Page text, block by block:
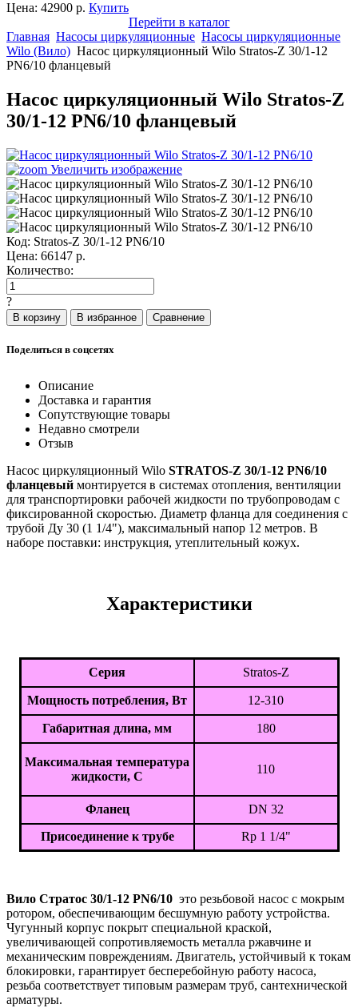
Цена: 42900 р. Купить
Перейти в каталог
Главная Насосы циркуляционные Насосы циркуляционные
Wilo (Вило) Насос циркуляционный Wilo Stratos-Z 30/1-12
PN6/10 фланцевый
Насос циркуляционный Wilo Stratos-Z
30/1-12 PN6/10 фланцевый
Увеличить изображение
Код: Stratos-Z 30/1-12 PN6/10
Цена: 66147 р.
Количество:
?
Поделиться в соцсетях
Описание
Доставка и гарантия
Сопутствующие товары
Недавно смотрели
Отзыв
Насос циркуляционный Wilo STRATOS-Z 30/1-12 PN6/10
фланцевый монтируется в системах отопления, вентиляции
для транспортировки рабочей жидкости по трубопроводам с
фиксированной скоростью. Диаметр фланца для соединения с
трубой Ду 30 (1 1/4"), максимальный напор 12 метров. В
наборе поставки: инструкция, утеплительный кожух.
Характеристики
Серия Stratos-Z
Мощность потребления, Вт 12-310
Габаритная длина, мм 180
Максимальная температура
жидкости, С
110
Фланец
DN 32
Присоединение к трубе
Rp 1 1/4"
Вило Стратос 30/1-12 PN6/10 это резьбовой насос с мокрым
ротором, обеспечивающим бесшумную работу устройства.
Чугунный корпус покрыт специальной краской,
увеличивающей сопротивляемость металла ржавчине и
механическим повреждениям. Двигатель, устойчивый к токам
блокировки, гарантирует бесперебойную работу насоса,
резьба соответствует типовым размерам труб, сантехнической
арматуры.